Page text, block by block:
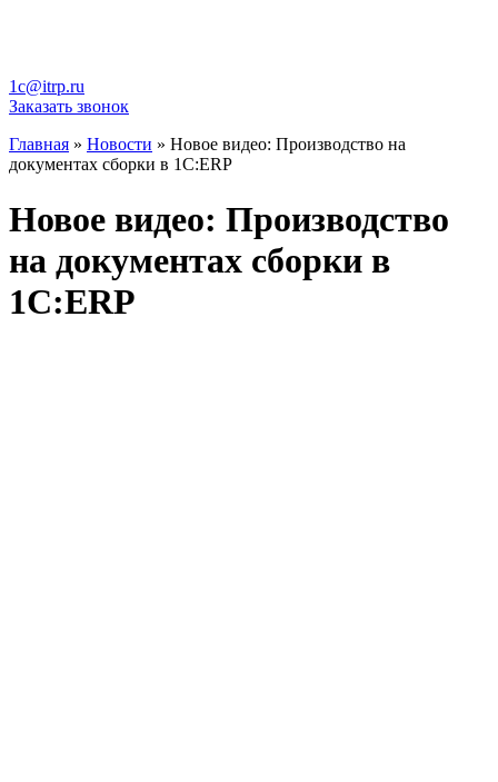
1c@itrp.ru
Заказать звонок
Главная » Новости » Новое видео: Производство на
документах сборки в 1С:ERP
Новое видео: Производство
на документах сборки в
1С:ERP